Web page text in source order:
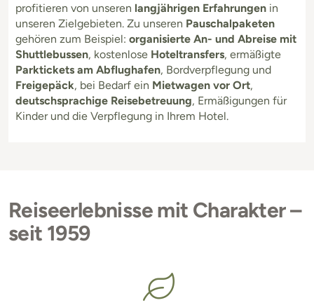
profitieren von unseren langjährigen Erfahrungen in
unseren Zielgebieten. Zu unseren Pauschalpaketen
gehören zum Beispiel: organisierte An- und Abreise mit
Shuttlebussen, kostenlose Hoteltransfers, ermäßigte
Parktickets am Abflughafen, Bordverpflegung und
Freigepäck, bei Bedarf ein Mietwagen vor Ort,
deutschsprachige Reisebetreuung, Ermäßigungen für
Kinder und die Verpflegung in Ihrem Hotel.
Reiseerlebnisse mit Charakter –
seit 1959